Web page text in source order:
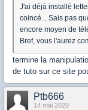
J'ai déjà installé
coincé... Sais pas
encore moyen de
Bref, vous l'aurez
termine la
de tuto sur ce site
Ptb666
14 mai 2020